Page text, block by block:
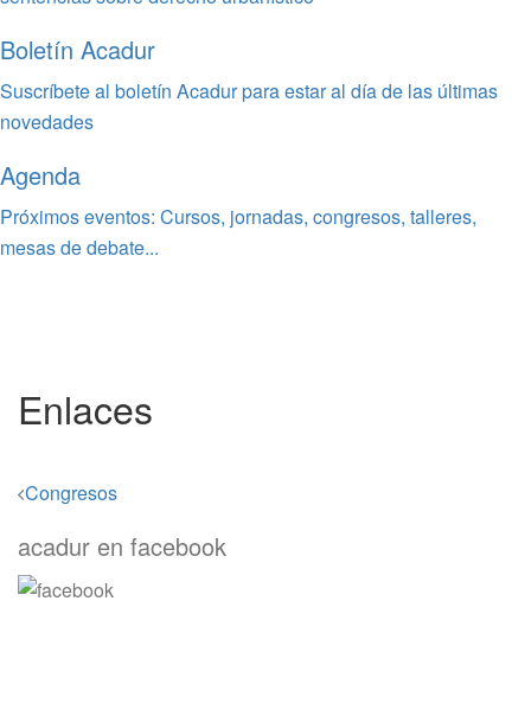
Boletín Acadur
Suscríbete al boletín Acadur para estar al día de las últimas
novedades
Agenda
Próximos eventos: Cursos, jornadas, congresos, talleres,
mesas de debate...
Enlaces
Navegación
entradas
Congresos
acadur en facebook